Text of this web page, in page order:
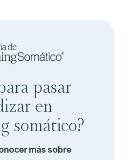
pasar
en
somático?
más sobre